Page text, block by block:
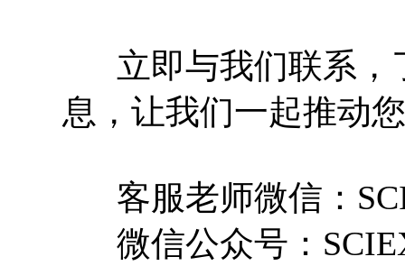
立即与我们联系，
息，让我们一起推动
客服老师微信：
微信公众号：